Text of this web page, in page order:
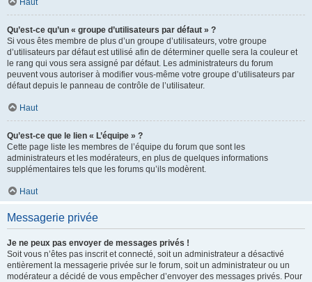
Haut
Qu’est-ce qu’un « groupe d’utilisateurs par défaut » ?
Si vous êtes membre de plus d’un groupe d’utilisateurs, votre groupe
d’utilisateurs par défaut est utilisé afin de déterminer quelle sera la couleur et
le rang qui vous sera assigné par défaut. Les administrateurs du forum
peuvent vous autoriser à modifier vous-même votre groupe d’utilisateurs par
défaut depuis le panneau de contrôle de l’utilisateur.
Haut
Qu’est-ce que le lien « L’équipe » ?
Cette page liste les membres de l’équipe du forum que sont les
administrateurs et les modérateurs, en plus de quelques informations
supplémentaires tels que les forums qu’ils modèrent.
Haut
Messagerie privée
Je ne peux pas envoyer de messages privés !
Soit vous n’êtes pas inscrit et connecté, soit un administrateur a désactivé
entièrement la messagerie privée sur le forum, soit un administrateur ou un
modérateur a décidé de vous empêcher d’envoyer des messages privés. Pour